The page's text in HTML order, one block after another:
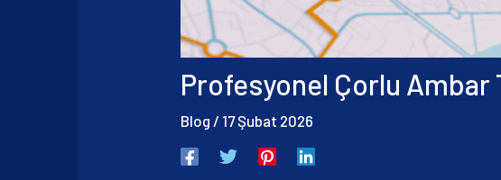
Profesyonel Çorlu Ambar
Blog /17 Şubat 2026